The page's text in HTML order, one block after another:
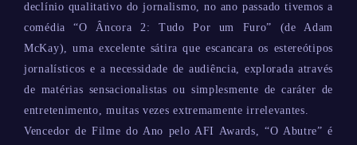
declínio qualitativo do jornalismo, no ano passado tivemos a
comédia “O Âncora 2: Tudo Por um Furo” (de Adam
McKay), uma excelente sátira que escancara os estereótipos
jornalísticos e a necessidade de audiência, explorada através
de matérias sensacionalistas ou simplesmente de caráter de
entretenimento, muitas vezes extremamente irrelevantes.
Vencedor de Filme do Ano pelo AFI Awards, “O Abutre” é